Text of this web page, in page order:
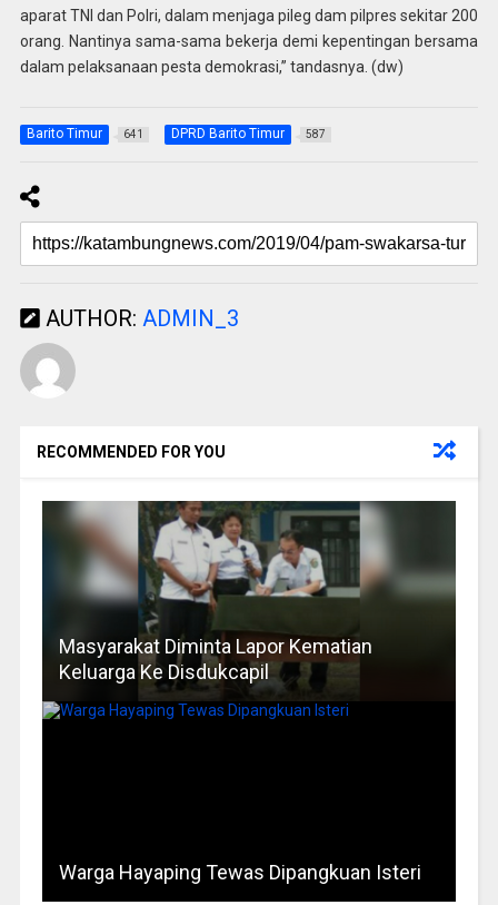
aparat TNI dan Polri, dalam menjaga pileg dam pilpres sekitar 200
orang. Nantinya sama-sama bekerja demi kepentingan bersama
dalam pelaksanaan pesta demokrasi,” tandasnya. (dw)
Barito Timur 641 DPRD Barito Timur 587
AUTHOR: ADMIN_3
RECOMMENDED FOR YOU
Masyarakat Diminta Lapor Kematian
Keluarga Ke Disdukcapil
Warga Hayaping Tewas Dipangkuan Isteri